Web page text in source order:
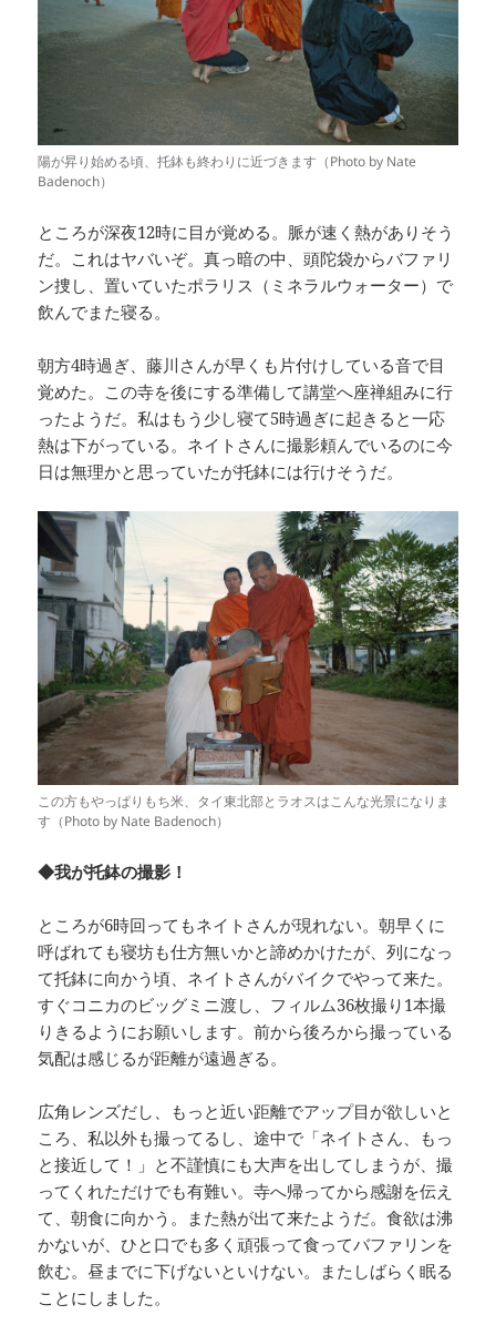
陽が昇り始める頃、托鉢も終わりに近づきます（Photo by Nate
Badenoch）
ところが深夜12時に目が覚める。脈が速く熱がありそう
だ。これはヤバいぞ。真っ暗の中、頭陀袋からバファリ
ン捜し、置いていたポラリス（ミネラルウォーター）で
飲んでまた寝る。
朝方4時過ぎ、藤川さんが早くも片付けしている音で目
覚めた。この寺を後にする準備して講堂へ座禅組みに行
ったようだ。私はもう少し寝て5時過ぎに起きると一応
熱は下がっている。ネイトさんに撮影頼んでいるのに今
日は無理かと思っていたが托鉢には行けそうだ。
この方もやっぱりもち米、タイ東北部とラオスはこんな光景になりま
す（Photo by Nate Badenoch）
◆我が托鉢の撮影！
ところが6時回ってもネイトさんが現れない。朝早くに
呼ばれても寝坊も仕方無いかと諦めかけたが、列になっ
て托鉢に向かう頃、ネイトさんがバイクでやって来た。
すぐコニカのビッグミニ渡し、フィルム36枚撮り1本撮
りきるようにお願いします。前から後ろから撮っている
気配は感じるが距離が遠過ぎる。
広角レンズだし、もっと近い距離でアップ目が欲しいと
ころ、私以外も撮ってるし、途中で「ネイトさん、もっ
と接近して！」と不謹慎にも大声を出してしまうが、撮
ってくれただけでも有難い。寺へ帰ってから感謝を伝え
て、朝食に向かう。また熱が出て来たようだ。食欲は沸
かないが、ひと口でも多く頑張って食ってバファリンを
飲む。昼までに下げないといけない。またしばらく眠る
ことにしました。